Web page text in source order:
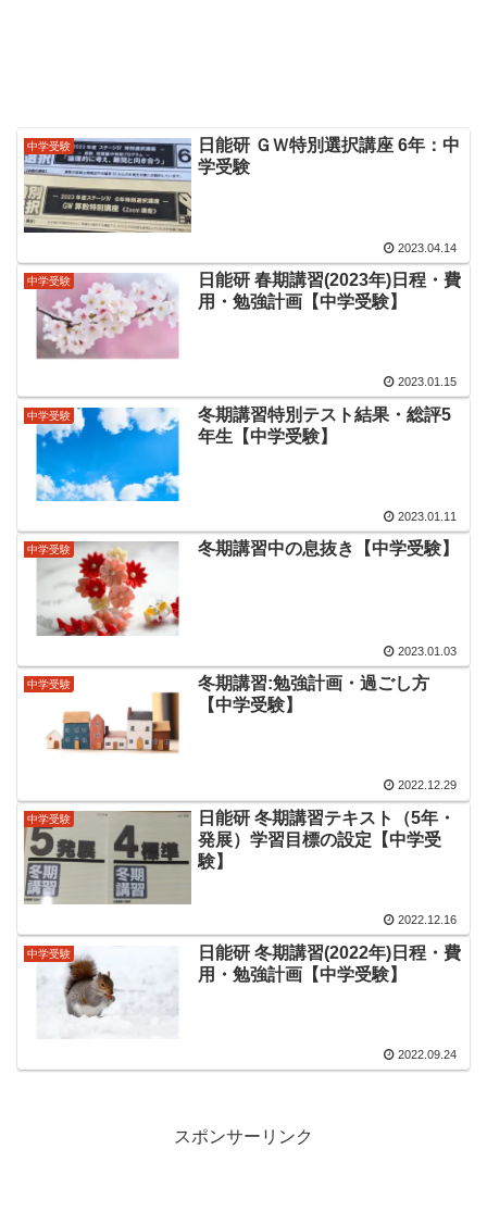
中学受験
日能研 ＧＷ特別選択講座 6年：中
学受験
2023.04.14
中学受験
日能研 春期講習(2023年)日程・費
用・勉強計画【中学受験】
2023.01.15
中学受験
冬期講習特別テスト結果・総評5
年生【中学受験】
2023.01.11
中学受験 冬期講習中の息抜き【中学受験】
2023.01.03
中学受験
冬期講習:勉強計画・過ごし方
【中学受験】
2022.12.29
中学受験
日能研 冬期講習テキスト（5年・
発展）学習目標の設定【中学受
験】
2022.12.16
中学受験
日能研 冬期講習(2022年)日程・費
用・勉強計画【中学受験】
2022.09.24
スポンサーリンク